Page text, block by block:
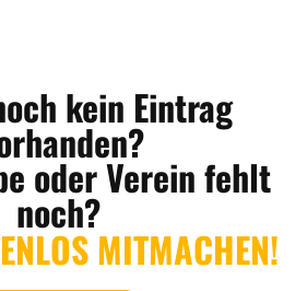
kein Eintrag
oder Verein fehlt
noch?
MITMACHEN!